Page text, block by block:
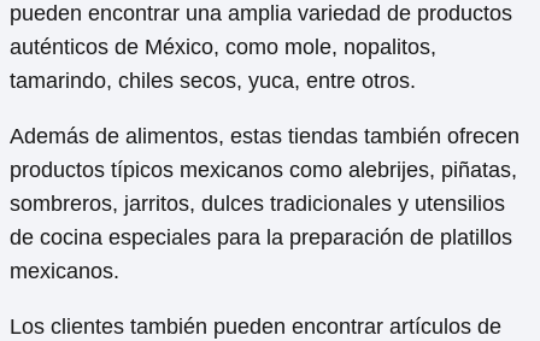
pueden encontrar una amplia variedad de productos
auténticos de México, como mole, nopalitos,
tamarindo, chiles secos, yuca, entre otros.
Además de alimentos, estas tiendas también ofrecen
productos típicos mexicanos como alebrijes, piñatas,
sombreros, jarritos, dulces tradicionales y utensilios
de cocina especiales para la preparación de platillos
mexicanos.
Los clientes también pueden encontrar artículos de